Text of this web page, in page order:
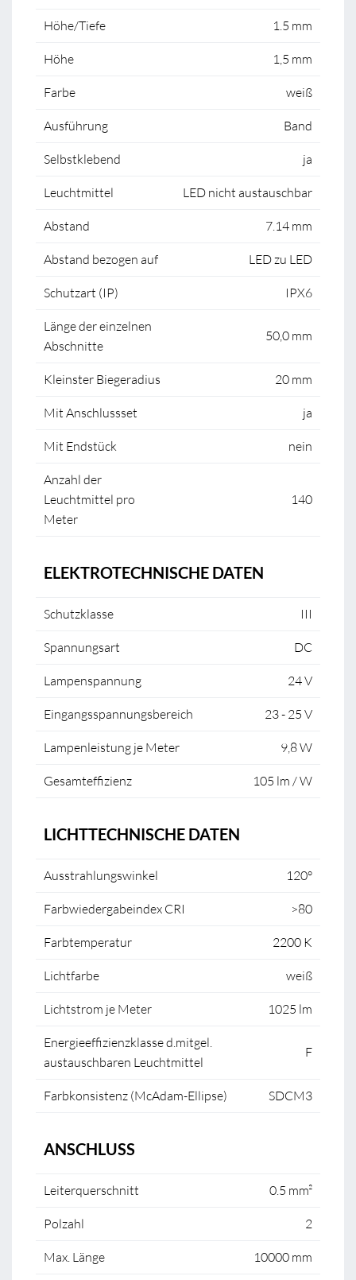
Höhe/Tiefe 1.5 mm
Höhe 1,5 mm
Farbe weiß
Ausführung Band
Selbstklebend ja
Leuchtmittel LED nicht austauschbar
Abstand 7.14 mm
Abstand bezogen auf LED zu LED
Schutzart (IP) IPX6
Länge der einzelnen
Abschnitte
50,0 mm
Kleinster Biegeradius 20 mm
Mit Anschlussset ja
Mit Endstück nein
Anzahl der
Leuchtmittel pro
Meter
140
ELEKTROTECHNISCHE DATEN
Schutzklasse III
Spannungsart DC
Lampenspannung 24 V
Eingangsspannungsbereich 23 - 25 V
Lampenleistung je Meter 9,8 W
Gesamteffizienz 105 lm / W
LICHTTECHNISCHE DATEN
Ausstrahlungswinkel 120°
Farbwiedergabeindex CRI >80
Farbtemperatur 2200 K
Lichtfarbe weiß
Lichtstrom je Meter 1025 lm
Energieeffizienzklasse d.mitgel.
austauschbaren Leuchtmittel
F
Farbkonsistenz (McAdam-Ellipse) SDCM3
ANSCHLUSS
Leiterquerschnitt 0.5 mm²
Polzahl 2
Max. Länge 10000 mm